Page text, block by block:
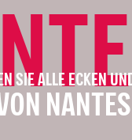
SIE ALLE ECKEN
NANTES